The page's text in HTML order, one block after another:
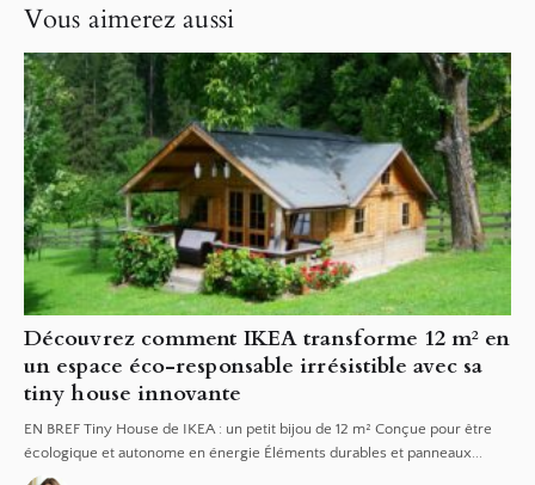
Vous aimerez aussi
Découvrez comment IKEA transforme 12 m² en
un espace éco-responsable irrésistible avec sa
tiny house innovante
EN BREF Tiny House de IKEA : un petit bijou de 12 m² Conçue pour être
écologique et autonome en énergie Éléments durables et panneaux...